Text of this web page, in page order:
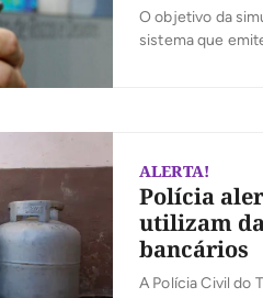
O objetivo da
sistema que
ALERTA!
Polícia
utilizam
bancários
A Polícia Civil do